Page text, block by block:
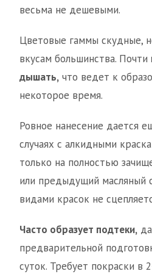
весьма не дешевыми.
Цветовые гаммы скудные,
вкусам большинства. Почти
дышать, что ведет к
некоторое время.
Ровное нанесение дается
случаях с алкидными
только на полностью
или предыдущий масляный
видами красок не
Часто образует подтеки,
предварительной
суток. Требует покраски в